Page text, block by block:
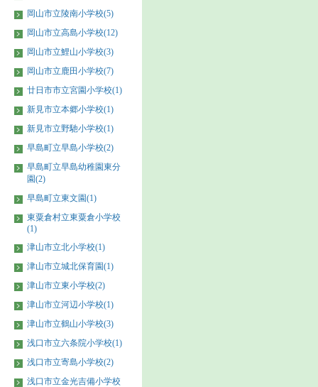
岡山市立陵南小学校(5)
岡山市立高島小学校(12)
岡山市立鯉山小学校(3)
岡山市立鹿田小学校(7)
廿日市市立宮園小学校(1)
新見市立本郷小学校(1)
新見市立野馳小学校(1)
早島町立早島小学校(2)
早島町立早島幼稚園東分
園(2)
早島町立東文園(1)
東粟倉村立東粟倉小学校
(1)
津山市立北小学校(1)
津山市立城北保育園(1)
津山市立東小学校(2)
津山市立河辺小学校(1)
津山市立鶴山小学校(3)
浅口市立六条院小学校(1)
浅口市立寄島小学校(2)
浅口市立金光吉備小学校